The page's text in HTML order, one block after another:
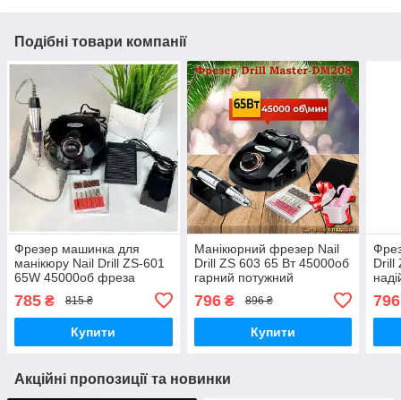
Подібні товари компанії
Фрезер машинка для
манікюру Nail Drill ZS-601
65W 45000об фреза
нігтів шліфування лаку
насадки фрези
785 ₴ 815 ₴
Купити
Манікюрний фрезер Nail
Drill ZS 603 65 Вт 45000об
гарний потужний
професійний фрезер для
нігтів DM 208
796₴ 896 ₴
Купити
Drill
796
Акційні пропозиції та новинки